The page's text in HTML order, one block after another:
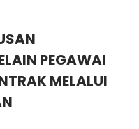
PEGAWAI
MELALUI